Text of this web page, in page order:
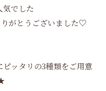
でした
がとうございました♡
ッタリの3種類をご用意